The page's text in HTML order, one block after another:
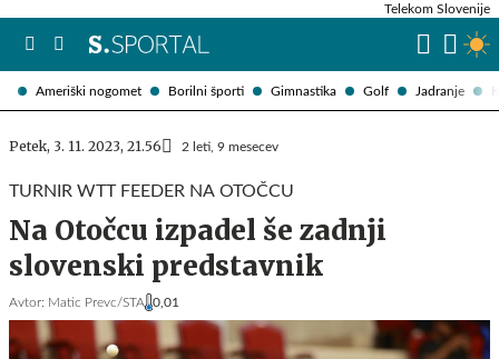
Ameriški nogomet Borilni športi Gimnastika Golf Jadranje
Telekom Slovenije
Petek, 3. 11. 2023, 21.56 2 leti, 9 mesecev
TURNIR WTT FEEDER NA OTOČCU
Na Otočcu izpadel še zadnji
slovenski predstavnik
Avtor: Matic Prevc/STA 0,01